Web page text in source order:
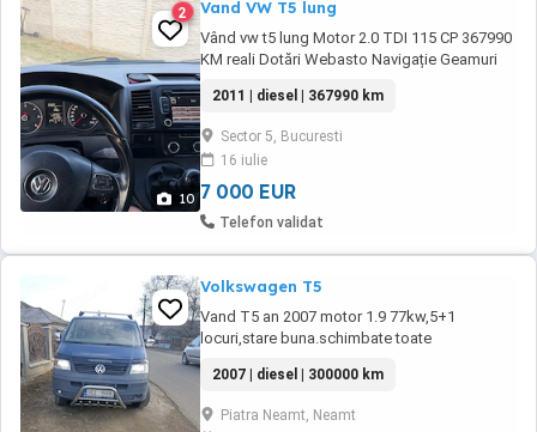
10
2 Vand VW T5 lung
Vând vw t5 lung Motor 2.0 TDI 115 CP 367990
KM reali Dotări Webasto Navigație Geamuri
valabile
2011 | diesel | 367990 km
Sector 5, Bucuresti
16 iulie
7 000 EUR
Telefon validat
Volkswagen T5
Vand T5 an 2007 motor 1.9 77kw,5+1
locuri,stare buna.schimbate toate
sau
2007 | diesel | 300000 km
Piatra Neamt, Neamt